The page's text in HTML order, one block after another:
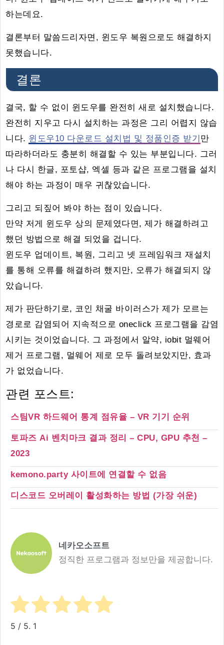
하는데요.
결론부터 말씀드리자면, 윈도우 복원으로도 해결하지
못했습니다.
결론
결국, 할 수 없이 윈도우를 완전히 새로 설치했습니다.
완전히 지우고 다시 설치하는 과정은 그리 어렵지 않습
니다. 윈도우10 다운로드 설치법 및 정품인증 받기 만
따라하더라도 충분히 해결할 수 있는 부분입니다. 그러
나 다시 한글, 포토샵, 엑셀 등과 같은 프로그램을 설치
해야 하는 과정이 매우 귀찮았습니다.
그리고 되짚어 봐야 하는 점이 있습니다.
만약 저게 윈도우 상의 문제였다면, 제가 해결하려고
했던 방법으로 해결 되었을 겁니다.
윈도우 업데이트, 복원, 그리고 넷 프레임워크 재설치
를 통해 오류를 해결하려 했지만, 오류가 해결되지 않
았습니다.
제가 판단하기로, 코인 채굴 바이러스가 제가 모르는
경로로 감염되어 지속적으로 oneclick 프로그램을 감염
시키는 것이었습니다. 그 과정에서 알약, iobit 멀웨어
제거 프로그램, 멀웨어 제로 모두 돌려보았지만, 효과
가 없었습니다.
관련 포스트:
스팀VR 하드웨어 통계 점유율 – VR 기기 순위
토파즈 Ai 벤치마크 결과 정리 – CPU, GPU 추천 –
2023
kemono.party 사이트에 연결할 수 없음
디스코드 오버레이 활성화하는 방법 (가장 쉬운)
네카오소프트
정직한 프로그램과 정보만을 제공합니다.
5 / 5. 1